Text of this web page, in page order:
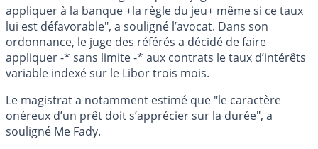
appliquer à la banque +la règle du jeu+ même si ce taux
lui est défavorable", a souligné l’avocat. Dans son
ordonnance, le juge des référés a décidé de faire
appliquer -* sans limite -* aux contrats le taux d’intérêts
variable indexé sur le Libor trois mois.
Le magistrat a notamment estimé que "le caractère
onéreux d’un prêt doit s’apprécier sur la durée", a
souligné Me Fady.